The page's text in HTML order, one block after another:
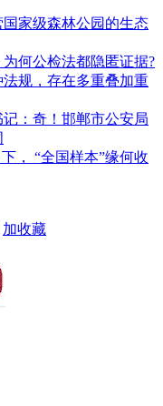
家级森林公园的生态
何公检法都隐匿证据?
规，存在多重叠加重
：奇！邯郸市公安局
， “全国样本”缘何收
加收藏